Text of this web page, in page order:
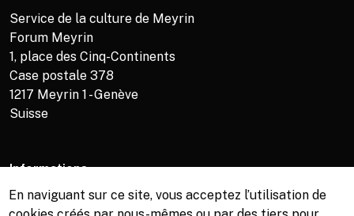
Service de la culture de Meyrin
Forum Meyrin
1, place des Cinq-Continents
Case postale 378
1217 Meyrin 1 - Genève
Suisse
Informations
Service de la culture +41 (0)22 989 16 69
En naviguant sur ce site, vous acceptez l’utilisation de